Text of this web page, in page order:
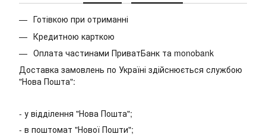
Готівкою при отриманні
Кредитною карткою
Оплата частинами ПриватБанк та monobank
Доставка замовлень по Україні здійснюється службою
"Нова Пошта":
- у відділення "Нова Пошта";
- в поштомат "Нової Пошти";